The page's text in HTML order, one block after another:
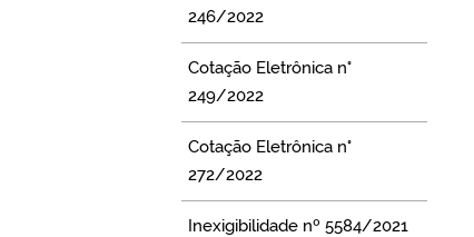
246/2022
Cotação Eletrônica n°
249/2022
Cotação Eletrônica n°
272/2022
Inexigibilidade nº 5584/2021